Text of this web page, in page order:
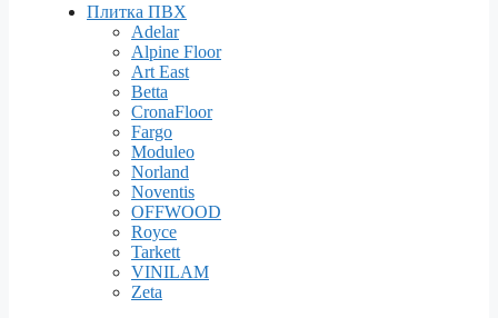
Плитка ПВХ
Adelar
Alpine Floor
Art East
Betta
CronaFloor
Fargo
Moduleo
Norland
Noventis
OFFWOOD
Royce
Tarkett
VINILAM
Zeta